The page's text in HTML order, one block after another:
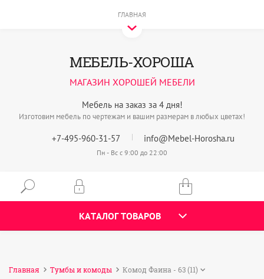
ГЛАВНАЯ
Мебель на заказ за 4 дня!
Изготовим мебель по чертежам и вашим размерам в любых цветах!
МЕБЕЛЬ-ХОРОША
МАГАЗИН ХОРОШЕЙ МЕБЕЛИ
+7-495-960-31-57 info@Mebel-Horosha.ru
Пн - Вс с 9:00 до 22:00
КАТАЛОГ ТОВАРОВ
Главная Тумбы и комоды Комод Фаина - 63 (11)